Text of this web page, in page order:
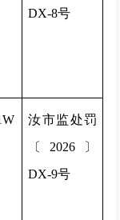
DX-8号
汝市监处罚
〔2026〕
DX-9号